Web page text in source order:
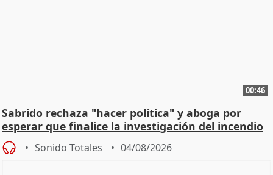
00:46
Sabrido rechaza "hacer política" y aboga por
esperar que finalice la investigación del incendio
Sonido Totales 04/08/2026